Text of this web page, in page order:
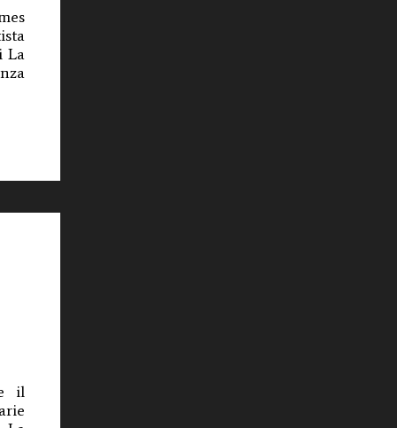
La
il